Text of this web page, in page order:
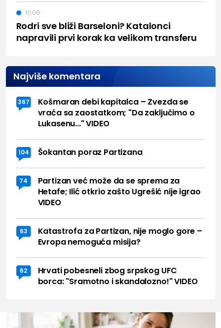
Rodri sve bliži Barseloni? Katalonci
napravili prvi korak ka velikom transferu
10:06
Najviše komentara
367
Košmaran debi kapitalca – Zvezda se
vraća sa zaostatkom; "Da zaključimo o
Lukasenu..." VIDEO
104 Šokantan poraz Partizana
74
Partizan već može da se sprema za
Hetafe; Ilić otkrio zašto Ugrešić nije igrao
VIDEO
63
Katastrofa za Partizan, nije moglo gore –
Evropa nemoguća misija?
62
Hrvati pobesneli zbog srpskog UFC
borca: "Sramotno i skandalozno!" VIDEO